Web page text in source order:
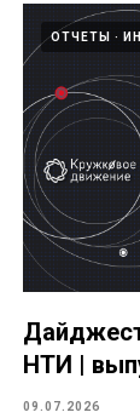
ОТЧЕТЫ
НТИ |
09.07.2026